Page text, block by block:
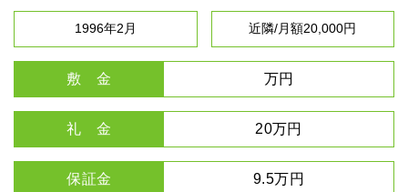
1996年2月 近隣/月額20,000円
敷 金 万円
礼 金 20万円
保証金 9.5万円